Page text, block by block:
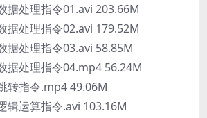
处理指令01.avi 203.66M
处理指令02.avi 179.52M
处理指令03.avi 58.85M
据处理指令04.mp4 56.24M
转指令.mp4 49.06M
运算指令.avi 103.16M